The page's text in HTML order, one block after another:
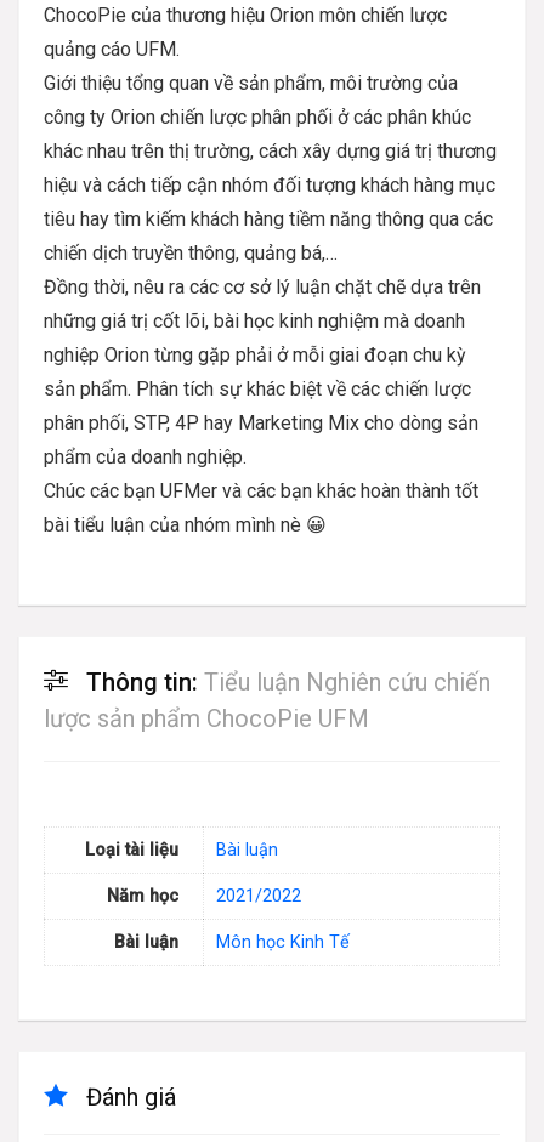
ChocoPie của thương hiệu Orion môn chiến lược
quảng cáo UFM.
Giới thiệu tổng quan về sản phẩm, môi trường của
công ty Orion chiến lược phân phối ở các phân khúc
khác nhau trên thị trường, cách xây dựng giá trị thương
hiệu và cách tiếp cận nhóm đối tượng khách hàng mục
tiêu hay tìm kiếm khách hàng tiềm năng thông qua các
chiến dịch truyền thông, quảng bá,…
Đồng thời, nêu ra các cơ sở lý luận chặt chẽ dựa trên
những giá trị cốt lõi, bài học kinh nghiệm mà doanh
nghiệp Orion từng gặp phải ở mỗi giai đoạn chu kỳ
sản phẩm. Phân tích sự khác biệt về các chiến lược
phân phối, STP, 4P hay Marketing Mix cho dòng sản
phẩm của doanh nghiệp.
Chúc các bạn UFMer và các bạn khác hoàn thành tốt
bài tiểu luận của nhóm mình nè 😀
Thông tin: Tiểu luận Nghiên cứu chiến
lược sản phẩm ChocoPie UFM
Loại tài liệu Bài luận
Năm học 2021/2022
Bài luận Môn học Kinh Tế
Đánh giá